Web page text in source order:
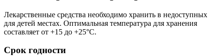
Лекарственные средства необходимо хранить в недоступных
для детей местах. Оптимальная температура для хранения
составляет от +15 до +25°C.
Срок годности